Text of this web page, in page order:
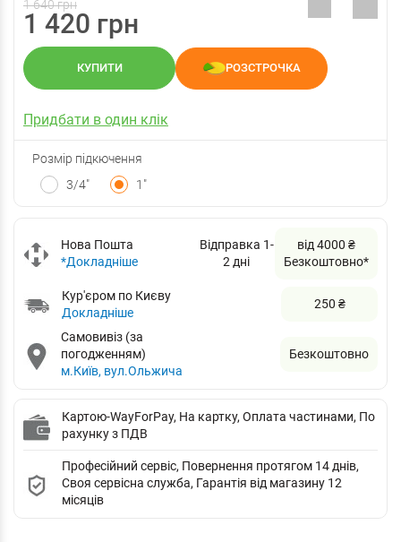
1 640 грн
1 420 грн
КУПИТИ РОЗСТРОЧКА
Придбати в один клік
Розмір підкючення
3/4"
1"
Нова Пошта
*Докладніше
Відправка 1-
2 дні
від 4000 ₴
Безкоштовно*
Кур'єром по Києву
Докладніше
250 ₴
Самовивіз (за
погодженням)
м.Київ, вул.Ольжича
Безкоштовно
Картою-WayForPay, На картку, Оплата частинами, По
рахунку з ПДВ
Професійний сервіс, Повернення протягом 14 днів,
Своя сервісна служба, Гарантія від магазину 12
місяців